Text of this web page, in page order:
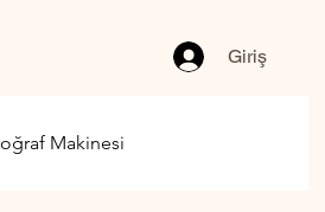
Giriş
Makinesi